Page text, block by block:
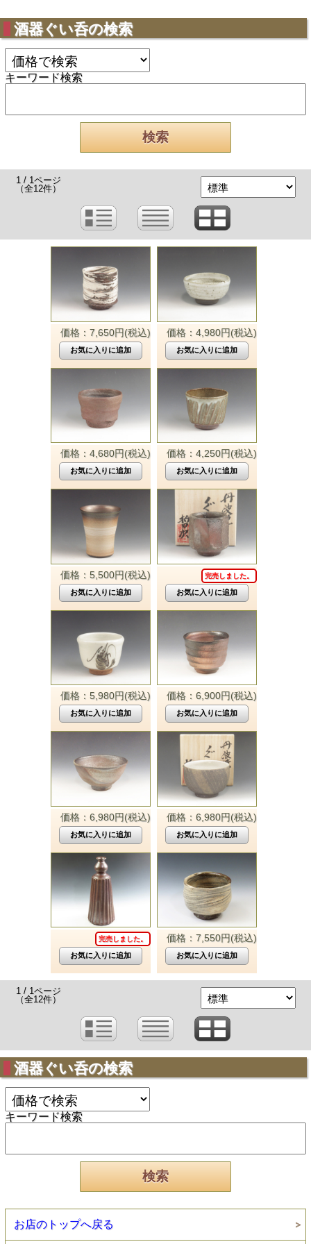
酒器ぐい呑の検索
キーワード検索
1 / 1ページ
（全12件）
価格：7,650円(税込) 価格：4,980円(税込)
価格：4,680円(税込) 価格：4,250円(税込)
価格：5,500円(税込) 完売しました。
価格：5,980円(税込) 価格：6,900円(税込)
価格：6,980円(税込) 価格：6,980円(税込)
完売しました。 価格：7,550円(税込)
1 / 1ページ
（全12件）
酒器ぐい呑の検索
キーワード検索
お店のトップへ戻る